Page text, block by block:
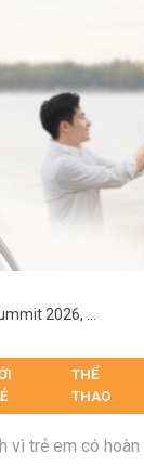
THỂ
THAO
vì trẻ em có